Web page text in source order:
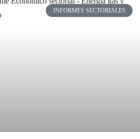
INFORMES SECTORIALES